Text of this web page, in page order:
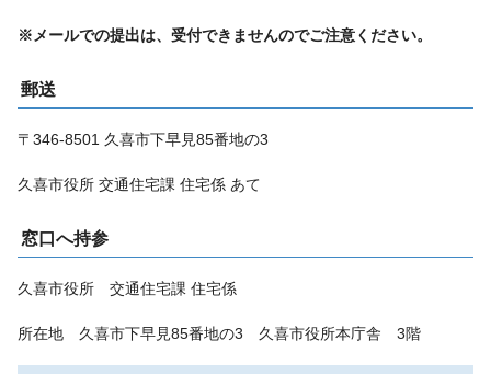
※メールでの提出は、受付できませんのでご注意ください。
郵送
〒346-8501 久喜市下早見85番地の3
久喜市役所 交通住宅課 住宅係 あて
窓口へ持参
久喜市役所 交通住宅課 住宅係
所在地 久喜市下早見85番地の3 久喜市役所本庁舎 3階